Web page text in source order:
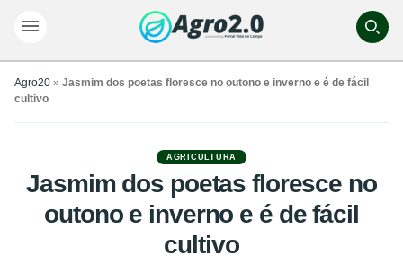
Agro20 » Jasmim dos poetas floresce no outono e inverno e é de fácil
cultivo
AGRICULTURA
Jasmim dos poetas floresce no
outono e inverno e é de fácil
cultivo